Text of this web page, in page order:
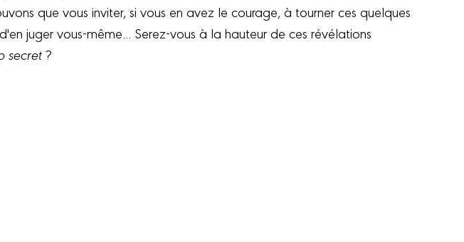
que vous inviter, si vous en avez le courage, à tourner ces quelques
juger vous-même... Serez-vous à la hauteur de ces révélations
secret?